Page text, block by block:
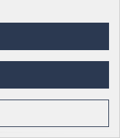
certains pays